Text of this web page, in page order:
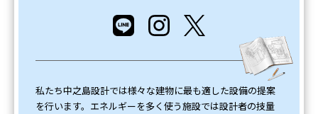
私たち中之島設計では様々な建物に最も適した設備の提案
を行います。エネルギーを多く使う施設では設計者の技量